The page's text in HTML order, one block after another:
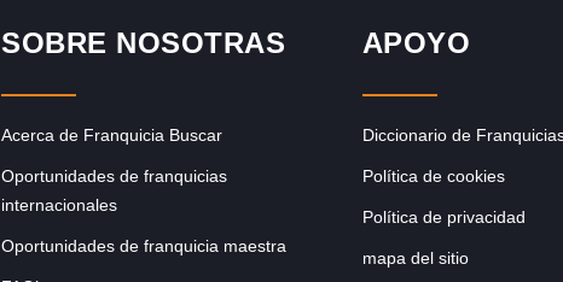
SOBRE NOSOTRAS
Acerca de Franquicia Buscar
Oportunidades de franquicias
internacionales
Oportunidades de franquicia maestra
APOYO
Diccionario de
Política de cookies
Política de privacidad
mapa del sitio